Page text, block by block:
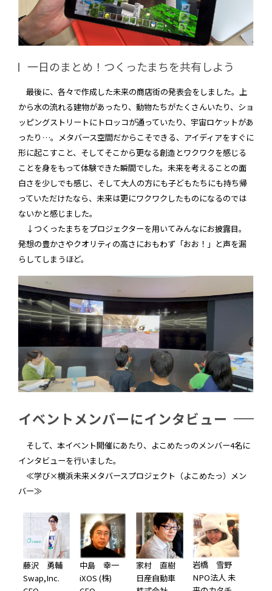
一日のまとめ！つくったまちを共有しよう
最後に、各々で作成した未来の商店街の発表会をしました。上
から水の流れる建物があったり、動物たちがたくさんいたり、ショ
ッピングストリートにトロッコが通っていたり、宇宙ロケットがあ
ったり…。メタバース空間だからこそできる、アイディアをすぐに
形に起こすこと、そしてそこから更なる創造とワクワクを感じる
ことを身をもって体験できた瞬間でした。未来を考えることの面
白さを少しでも感じ、そして大人の方にも子どもたちにも持ち帰
っていただけたなら、未来は更にワクワクしたものになるのでは
ないかと感じました。
↓つくったまちをプロジェクターを用いてみんなにお披露目。
発想の豊かさやクオリティの高さにおもわず「おお！」と声を漏
らしてしまうほど。
イベントメンバーにインタビュー
そして、本イベント開催にあたり、よこめたっのメンバー4名に
インタビューを行いました。
≪学び×横浜未来メタバースプロジェクト（よこめたっ）メン
バー≫
藤沢 勇輔
Swap,Inc.
中島 幸一
iXOS (株)
家村 直樹
日産自動車
岩橋 雪野
NPO法人 未